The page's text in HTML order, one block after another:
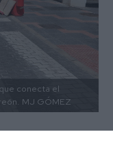
conecta el
MJ GÓMEZ